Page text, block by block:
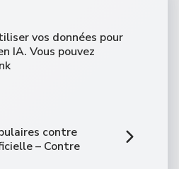
vos données pour
IA. Vous pouvez
contre
– Contre